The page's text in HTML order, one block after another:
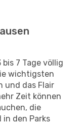
7 Tage völlig
wichtigsten
und das Flair
Zeit können
die
den Parks